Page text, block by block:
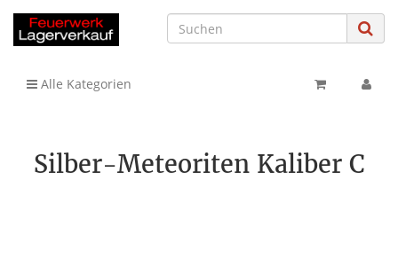
Alle Kategorien
Silber-Meteoriten Kaliber C